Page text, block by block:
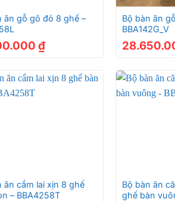
ăn gỗ gõ đỏ 8 ghế –
₫
Bộ bàn ăn
BBA142G_V
ăn cẩm lai xịn 8 ghế
– BBA4258T
Bộ bàn ăn
ghế bàn